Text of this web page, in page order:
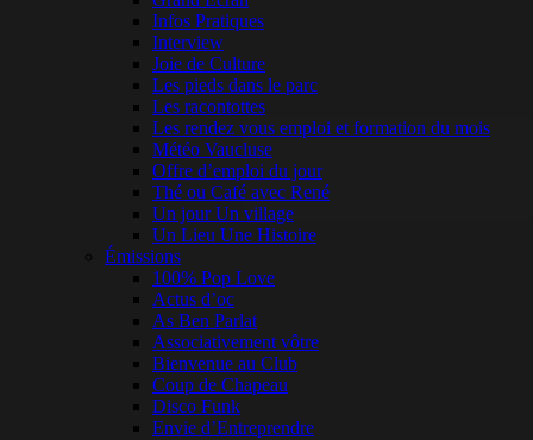
Infos Pratiques
Interview
Joie de Culture
Les pieds dans le parc
Les racontottes
Les rendez vous emploi et formation du mois
Météo Vaucluse
Offre d’emploi du jour
Thé ou Café avec René
Un jour Un village
Un Lieu Une Histoire
Émissions
100% Pop Love
Actus d’oc
As Ben Parlat
Associativement vôtre
Bienvenue au Club
Coup de Chapeau
Disco Funk
Envie d’Entreprendre